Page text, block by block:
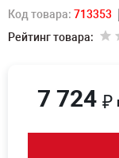
Код товара: 713353
Рейтинг товара:
7 724 ₽